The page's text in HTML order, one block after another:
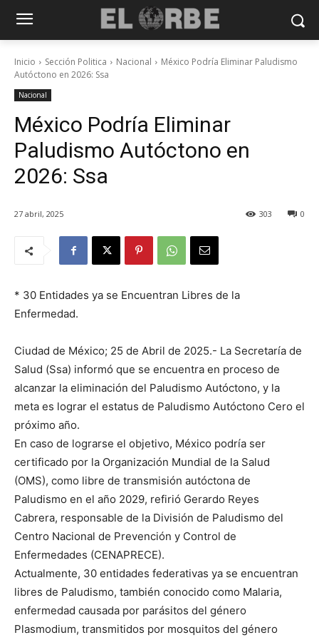
Inicio Sección Politica Nacional
México Podría Eliminar Paludismo
Autóctono en 2026: Ssa
Nacional
México Podría Eliminar
Paludismo Autóctono en
2026: Ssa
27 abril, 2025 0
303
* 30 Entidades ya se Encuentran Libres de la
Enfermedad.
Ciudad de México; 25 de Abril de 2025.- La Secretaría de
Salud (Ssa) informó que se encuentra en proceso de
alcanzar la eliminación del Paludismo Autóctono, y la
meta es lograr el estatus de Paludismo Autóctono Cero el
próximo año.
En caso de lograrse el objetivo, México podría ser
certificado por la Organización Mundial de la Salud
(OMS), como libre de transmisión autóctona de
Paludismo en el año 2029, refirió Gerardo Reyes
Cabrera, responsable de la División de Paludismo del
Centro Nacional de Prevención y Control de
Enfermedades (CENAPRECE).
Actualmente, 30 entidades federativas ya se encuentran
libres de Paludismo, también conocido como Malaria,
enfermedad causada por parásitos del género
Plasmodium, transmitidos por mosquitos del género